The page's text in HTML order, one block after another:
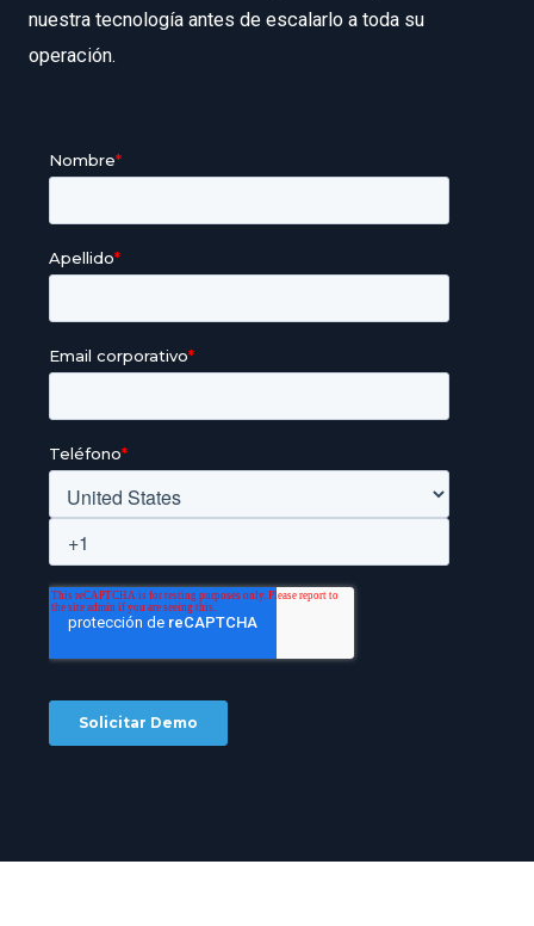
nuestra tecnología antes de escalarlo a toda su
operación.